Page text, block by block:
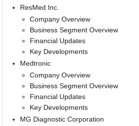
ResMed Inc.
Company Overview
Business Segment Overview
Financial Updates
Key Developments
Medtronic
Company Overview
Business Segment Overview
Financial Updates
Key Developments
MG Diagnostic Corporation